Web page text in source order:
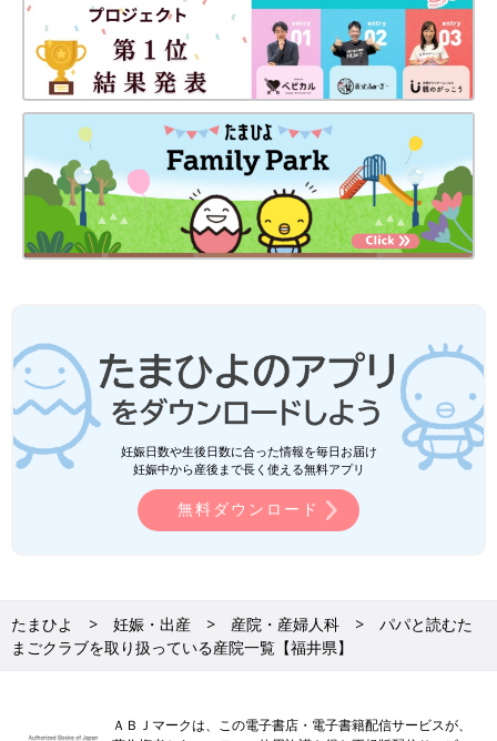
妊娠日数や生後日数に合った情報を毎日お届け
妊娠中から産後まで長く使える無料アプリ
無料ダウンロード
たまひよ 妊娠・出産 産院・産婦人科
パパと読むた
まごクラブを取り扱っている産院一覧【福井県】
ＡＢＪマークは、この電子書店・電子書籍配信サービスが、